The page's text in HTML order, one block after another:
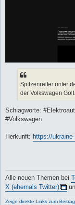
Spitzenreiter unter
der Volkswagen Golf.
Schlagworte:
#Volkswagen
Herkunft: https://
Alle neuen Themen bei
X (ehemals Twitter)
Zeige direkte Links zum Beitrag